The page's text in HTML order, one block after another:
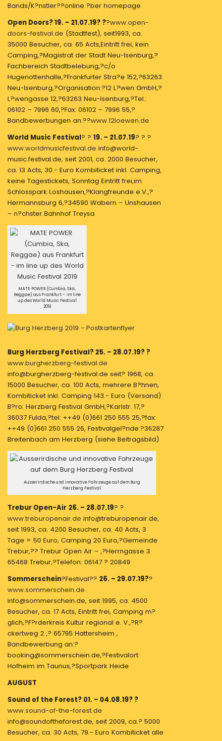
Bands/K?nstler??online ?ber homepage
Open Doors? 19. – 21.07.19? ??www.open-
doors-festival.de (Stadtfest), seit1993, ca.
35000 Besucher, ca. 65 Acts,Eintritt frei, kein
Camping,?Magistrat der Stadt Neu-Isenburg,?
Fachbereich Stadtbelebung,?c/o
Hugenottenhalle,?Frankfurter Stra?e 152,?63263
Neu-Isenburg,?Organisation:?12 L?wen GmbH,?
L?wengasse 12,?63263 Neu-Isenburg,?Tel.:
06102 – 7996 60,?Fax: 06102 – 7996 55,?
Bandbewerbungen an:??www.12loewen.de
World Music Festival? ? 19. – 21.07.19? ? ?
www.worldmusicfestival.de info@world-
music.festival.de, seit 2001, ca. 2000 Besucher,
ca. 13 Acts, 30.- Euro Kombiticket inkl. Camping,
keine Tagestickets, Sonntag Eintritt frei,im
Schlosspark Loshausen,?Klangfreunde e.V.,?
Hermannsburg 6,?34590 Wabern – Unshausen
– n?chster Bahnhof Treysa
MATE POWER (Cumbia, Ska,
Reggae) aus Frankfurt – im line
up des World Music Festival
2019
Burg Herzberg Festival? 25. – 28.07.19? ?
www.burgherzberg-festival.de
info@burgherzberg-festival.de seit? 1968, ca.
15000 Besucher, ca. 100 Acts, mehrere B?hnen,
Kombiticket inkl. Camping 143.- Euro (Versand)
B?ro: Herzberg Festival GmbH,?Karlstr. 17,?
36037 Fulda,?tel: ++49 (0)661 250 555 25,?fax:
++49 (0)661 250 555 26, Festivalgel?nde:?36287
Breitenbach am Herzberg (siehe Beitragsbild)
Ausserirdische und innovative Fahrzeuge auf dem Burg
Herzberg Festival
Trebur Open-Air 26. – 28.07.19? ?
www.treburopenair.de info@treburopenair.de,
seit 1993, ca. 4200 Besucher, ca. 40 Acts, 3
Tage = 50 Euro, Camping 20 Euro,?Gemeinde
Trebur,?? Trebur Open Air – ,?Herrngasse 3
65468 Trebur,?Telefon: 06147 ? 20849
Sommerschein?Festival?? 26. – 29.07.19??
www.sommerschein.de
info@sommerschein.de, seit 1995, ca. 4500
Besucher, ca. 17 Acts, Eintritt frei, Camping m?
glich,?F?rderkreis Kultur regional e. V.,?R?
ckertweg 2 ,? 65795 Hattersheim ,
Bandbewerbung an:?
booking@sommerschein.de,?Festivalort:
Hofheim im Taunus,?Sportpark Heide
AUGUST
Sound of the Forest? 01. – 04.08.19? ?
www.sound-of-the-forest.de
info@soundoftheforest.de, seit 2009, ca.? 5000
Besucher, ca. 30 Acts, 79.- Euro Kombiticket alle